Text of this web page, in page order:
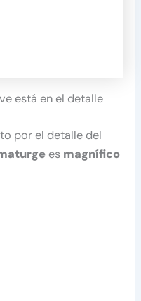
está en el detalle
por el detalle del
es magnífico